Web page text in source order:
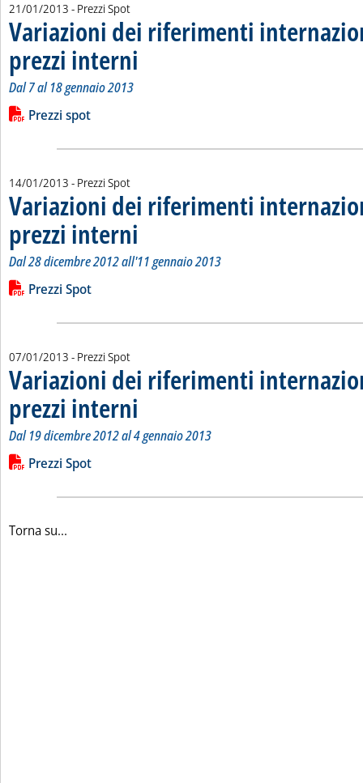
21/01/2013 - Prezzi Spot
Variazioni dei riferimenti
prezzi interni
Dal 7 al 18 gennaio 2013
Leggi tutta la notizia: 'Variazioni dei riferimenti
Lista allegati PDF alla notizia
Prezzi spot
14/01/2013 - Prezzi Spot
Variazioni dei riferimenti
prezzi interni
Dal 28 dicembre 2012 all'11 gennaio 2013
Leggi tutta la notizia: 'Variazioni dei riferimenti
Lista allegati PDF alla notizia
Prezzi Spot
07/01/2013 - Prezzi Spot
Variazioni dei riferimenti
prezzi interni
Dal 19 dicembre 2012 al 4 gennaio 2013
Leggi tutta la notizia: 'Variazioni dei riferimenti
Lista allegati PDF alla notizia
Prezzi Spot
Torna su...